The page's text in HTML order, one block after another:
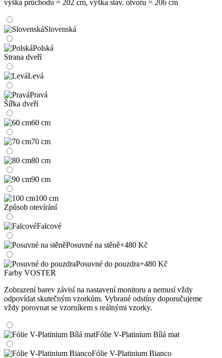
výška průchodu = 202 cm, výška stav. otvoru = 206 cm
Slovenská
Polská
Strana dveří
Levá
Pravá
Šířka dveří
60 cm
70 cm
80 cm
90 cm
100 cm
Způsob otevírání
Falcové
Posuvné na stěně+480 Kč
Posuvné do pouzdra+480 Kč
Farby VOSTER
Zobrazení barev závisí na nastavení monitoru a nemusí vždy
odpovídat skutečným vzorkům. Vybrané odstíny doporučujeme
vždy porovnat se vzorníkem s reálnými vzorky.
Fólie V-Platinium Bílá mat
Fólie V-Platinium Bianco